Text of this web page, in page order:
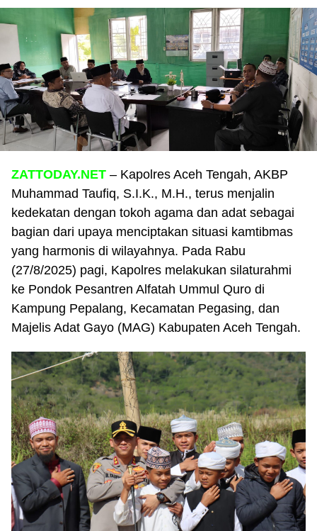
ZATTODAY.NET – Kapolres Aceh Tengah, AKBP
Muhammad Taufiq, S.I.K., M.H., terus menjalin
kedekatan dengan tokoh agama dan adat sebagai
bagian dari upaya menciptakan situasi kamtibmas
yang harmonis di wilayahnya. Pada Rabu
(27/8/2025) pagi, Kapolres melakukan silaturahmi
ke Pondok Pesantren Alfatah Ummul Quro di
Kampung Pepalang, Kecamatan Pegasing, dan
Majelis Adat Gayo (MAG) Kabupaten Aceh Tengah.